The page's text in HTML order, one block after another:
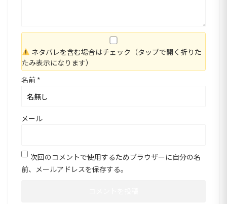
ネタバレを含む場合はチェック（タップで開く折りた
たみ表示になります）
名前 *
メール
次回のコメントで使用するためブラウザーに自分の名
前、メールアドレスを保存する。